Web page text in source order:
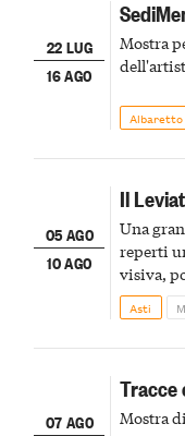
22 LUG
16 AGO
Mostra
05 AGO
10 AGO
Il
Una
reperti
visiva,
della
Asti
07 AGO
Tracce
Mostra